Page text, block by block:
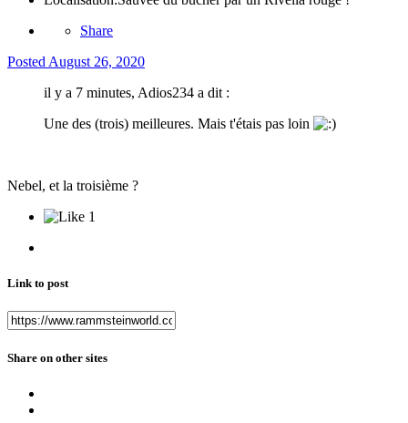
Share
Posted August 26, 2020
il y a 7 minutes, Adios234 a dit :
Une des (trois) meilleures. Mais t'étais pas loin
Nebel, et la troisième ?
1
Link to post
Share on other sites